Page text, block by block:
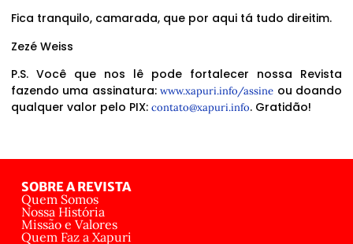
Fica tranquilo, camarada, que por aqui tá tudo direitim.
Zezé Weiss
P.S. Você que nos lê pode fortalecer nossa Revista
fazendo uma assinatura:www.xapuri.info/assine ou doando
qualquer valor pelo PIX: contato@xapuri.info. Gratidão!
SOBRE A REVISTA
Quem Somos
Nossa História
Missão e Valores
Quem Faz a Xapuri